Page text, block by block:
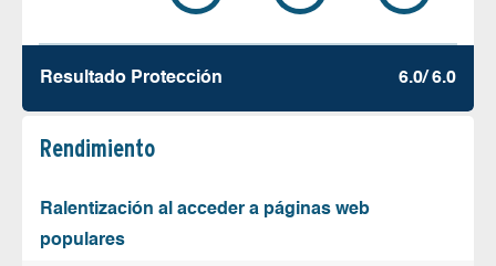
Resultado Protección 6.0/ 6.0
Rendimiento
Ralentización al acceder a páginas web
populares